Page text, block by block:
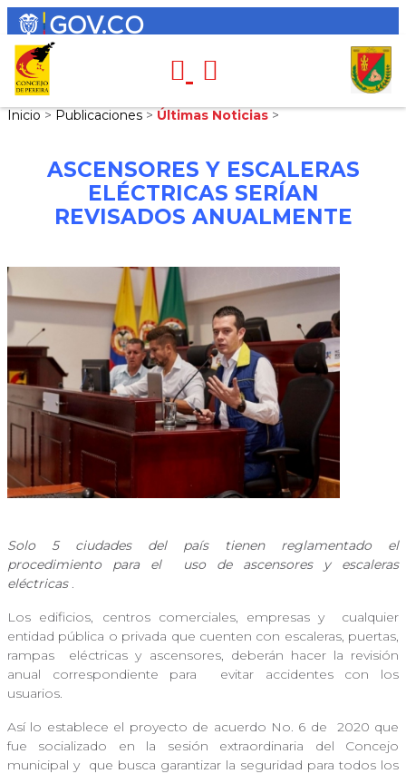
Inicio > Publicaciones > Últimas Noticias >
ASCENSORES Y ESCALERAS
ELÉCTRICAS SERÍAN
REVISADOS ANUALMENTE
Solo 5 ciudades del país tienen reglamentado el
procedimiento para el
uso de ascensores y escaleras
eléctricas .
Los edificios, centros comerciales, empresas y
cualquier
entidad pública o privada que cuenten con escaleras, puertas,
rampas
eléctricas y ascensores, deberán hacer la revisión
anual correspondiente para
evitar accidentes con los
usuarios.
Así lo establece el proyecto de acuerdo No. 6 de
2020 que
fue socializado en la sesión extraordinaria del Concejo
municipal y
que busca garantizar la seguridad para todos los